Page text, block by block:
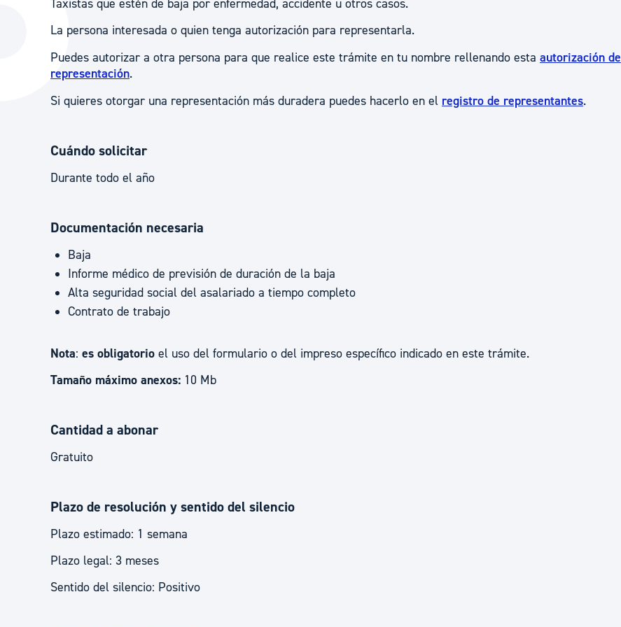
La ciudad
La ciudad ahora
Actualidad
Noticias
Tablón de anuncios oficiales
Taxistas que estén de baja por enfermedad, accidente u otros casos.
La persona interesada o quien tenga autorización para representarla.
Puedes autorizar a otra persona para que realice este trámite en tu nombre rellenando esta autorización de
representación.
Si quieres otorgar una representación más duradera puedes hacerlo en el registro de representantes.
Cuándo solicitar
Durante todo el año
Documentación necesaria
Baja
Informe médico de previsión de duración de la baja
Alta seguridad social del asalariado a tiempo completo
Contrato de trabajo
Nota: es obligatorio el uso del formulario o del impreso específico indicado en este trámite.
Tamaño máximo anexos: 10 Mb
Cantidad a abonar
Gratuito
Plazo de resolución y sentido del silencio
Plazo estimado: 1 semana
Plazo legal: 3 meses
Sentido del silencio: Positivo